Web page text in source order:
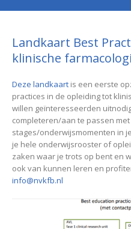
Landkaart Best
klinische
Deze landkaart is een eerste
practices in de opleiding tot
willen geïnteresseerden
completeren/aan te passen
stages/onderwijsmomenten in
je hele onderwijsrooster of
zaken waar je trots op bent en
ook van kunnen leren en
info@nvkfb.nl